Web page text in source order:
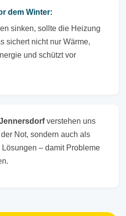
dem Winter:
sinken, sollte die Heizung
sichert nicht nur Wärme,
und schützt vor
verstehen uns
Not, sondern auch als
Lösungen – damit Probleme